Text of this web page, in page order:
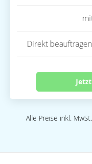
Direkt
Alle Preise inkl.